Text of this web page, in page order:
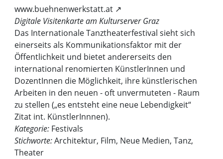
www.buehnenwerkstatt.at ↗
Digitale Visitenkarte am Kulturserver Graz
Das Internationale Tanztheaterfestival sieht sich
einerseits als Kommunikationsfaktor mit der
Öffentlichkeit und bietet andererseits den
international renomierten KünstlerInnen und
DozentInnen die Möglichkeit, ihre künstlerischen
Arbeiten in den neuen - oft unvermuteten - Raum
zu stellen („es entsteht eine neue Lebendigkeit“
Zitat int. KünstlerInnnen).
Kategorie: Festivals
Stichworte:Architektur, Film, Neue Medien, Tanz,
Theater